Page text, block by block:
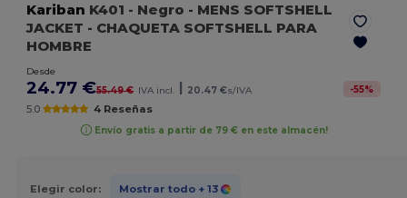
Kariban K401 - Negro - MENS SOFTSHELL
JACKET - CHAQUETA SOFTSHELL PARA
HOMBRE
Desde
24.77 €55.49 € IVA incl. 20.47 €s/IVA -55%
5.0 4 Reseñas
Envío gratis a partir de 79 € en este almacén!
Elegir color: Mostrar todo + 13